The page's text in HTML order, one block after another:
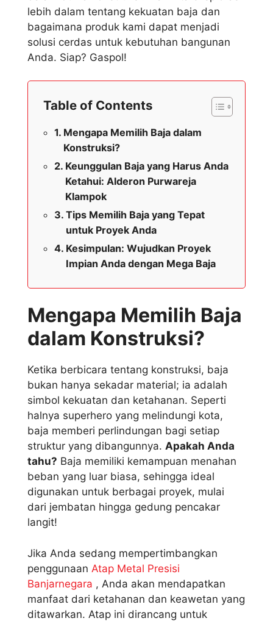
lebih dalam tentang kekuatan baja dan
bagaimana produk kami dapat menjadi
solusi cerdas untuk kebutuhan bangunan
Anda. Siap? Gaspol!
Table of Contents
Mengapa Memilih Baja dalam
Konstruksi?
Keunggulan Baja yang Harus Anda
Ketahui: Alderon Purwareja
Klampok
Tips Memilih Baja yang Tepat
untuk Proyek Anda
Kesimpulan: Wujudkan Proyek
Impian Anda dengan Mega Baja
Mengapa Memilih Baja
dalam Konstruksi?
Ketika berbicara tentang konstruksi, baja
bukan hanya sekadar material; ia adalah
simbol kekuatan dan ketahanan. Seperti
halnya superhero yang melindungi kota,
baja memberi perlindungan bagi setiap
struktur yang dibangunnya. Apakah Anda
tahu? Baja memiliki kemampuan menahan
beban yang luar biasa, sehingga ideal
digunakan untuk berbagai proyek, mulai
dari jembatan hingga gedung pencakar
langit!
Jika Anda sedang mempertimbangkan
penggunaan Atap Metal Presisi
Banjarnegara , Anda akan mendapatkan
manfaat dari ketahanan dan keawetan yang
ditawarkan. Atap ini dirancang untuk